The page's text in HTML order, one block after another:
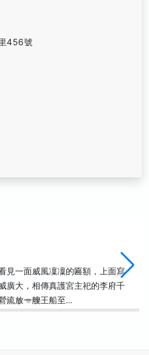
456號
見一面威風凜凜的匾額，上面寫
廣大，相傳真護宮主祀的李府千
流放一艘王船至…